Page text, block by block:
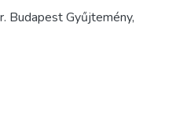
Budapest Gyűjtemény,